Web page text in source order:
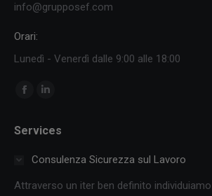
info@grupposef.com
Orari:
Lunedì - Venerdì dalle 9:00 alle 18:00
Ci puoi trovare su:
Facebook
opens
window
opens
window
Services
Consulenza Sicurezza sul Lavoro
Attraverso un iter ben definito